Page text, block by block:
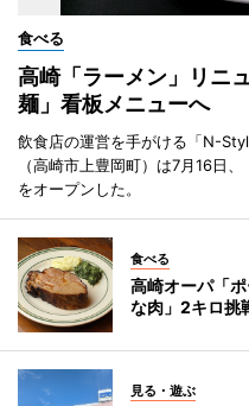
食べる
高崎「ラーメン」リニ
麺」看板メニューへ
飲食店の運営を手がける「N-
（高崎市上豊岡町）は7月16日
をオープンした。
食べる
高崎オーパ「
な肉」2キロ挑
見る・遊ぶ